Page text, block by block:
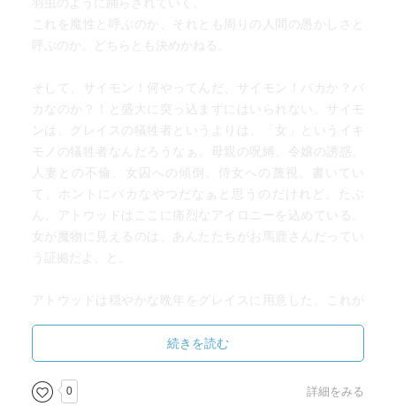
これを魔性と呼ぶのか、それとも周りの人間の愚かしさと
呼ぶのか。どちらとも決めかねる。
そして、サイモン！何やってんだ、サイモン！バカか？バ
カなのか？！と盛大に突っ込まずにはいられない。サイモ
ンは、グレイスの犠牲者というよりは、「女」というイキ
モノの犠牲者なんだろうなぁ。母親の呪縛、令嬢の誘惑、
人妻との不倫、女囚への傾倒、侍女への蔑視。書いてい
て、ホントにバカなやつだなぁと思うのだけれど、たぶ
ん、アトウッドはここに痛烈なアイロニーを込めている。
女が魔物に見えるのは、あんたたちがお馬鹿さんだってい
う証拠だよ、と。
アトウッドは穏やかな晩年をグレイスに用意した。これが
老いてなお衰えることのないグレイスの魔性を描いたラス
トとも見えなくはない。
何にせよ、グレイスの人格同様、角度を変えていく通りに
も味わうことのできる作品だった。
続きを読む
0 詳細をみる